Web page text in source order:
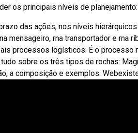
os principais níveis de planejamento:
das ações, nos níveis
mensageiro, rna transportador e rna
processos logísticos: É o processo
sobre os três tipos de rochas:
a composição e exemplos.